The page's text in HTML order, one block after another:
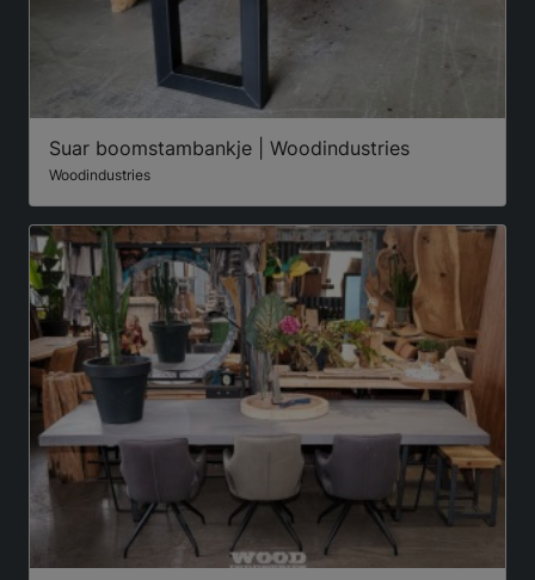
Suar boomstambankje | Woodindustries
Woodindustries